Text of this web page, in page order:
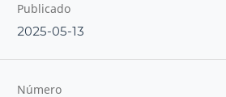
Publicado
2025-05-13
Número